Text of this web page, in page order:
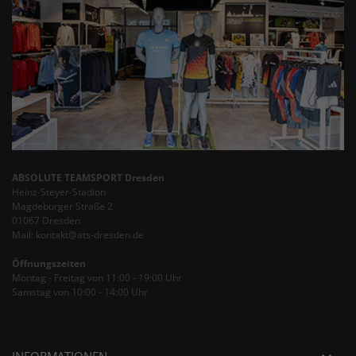
ABSOLUTE TEAMSPORT Dresden
Heinz-Steyer-Stadion
Magdeburger Straße 2
01067 Dresden
Mail: kontakt@ats-dresden.de
Öffnungszeiten
Montag - Freitag von 11:00 - 19:00 Uhr
Samstag von 10:00 - 14:00 Uhr